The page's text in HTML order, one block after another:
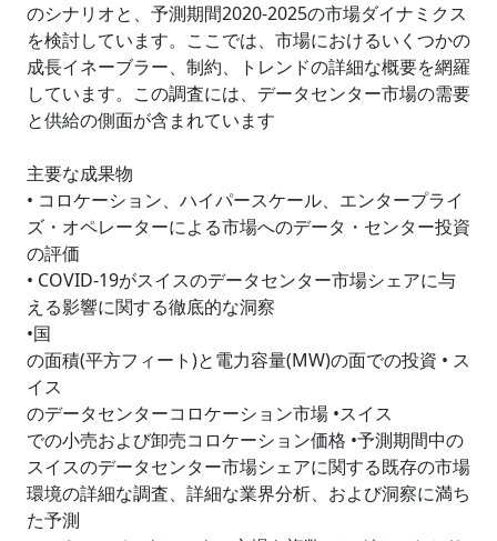
のシナリオと、予測期間2020-2025の市場ダイナミクス
を検討しています。ここでは、市場におけるいくつかの
成長イネーブラー、制約、トレンドの詳細な概要を網羅
しています。この調査には、データセンター市場の需要
と供給の側面が含まれています
主要な成果物
• コロケーション、ハイパースケール、エンタープライ
ズ・オペレーターによる市場へのデータ・センター投資
の評価
• COVID-19がスイスのデータセンター市場シェアに与
える影響に関する徹底的な洞察
•国
の面積(平方フィート)と電力容量(MW)の面での投資 • ス
イス
のデータセンターコロケーション市場 •スイス
での小売および卸売コロケーション価格 •予測期間中の
スイスのデータセンター市場シェアに関する既存の市場
環境の詳細な調査、詳細な業界分析、および洞察に満ち
た予測